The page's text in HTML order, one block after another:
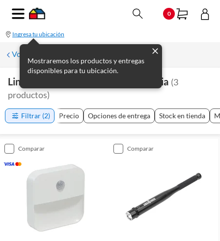
0
Ingresa tu ubicación
Mostraremos los productos y entregas
disponibles para tu ubicación.
Volver a Emergencias
Linternas Y Lámparas De Emergencia (3
productos)
Filtrar (2) Precio Opciones de entrega Stock en tienda
comparar comparar